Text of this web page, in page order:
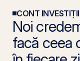
CONT
Noi
facă ceea